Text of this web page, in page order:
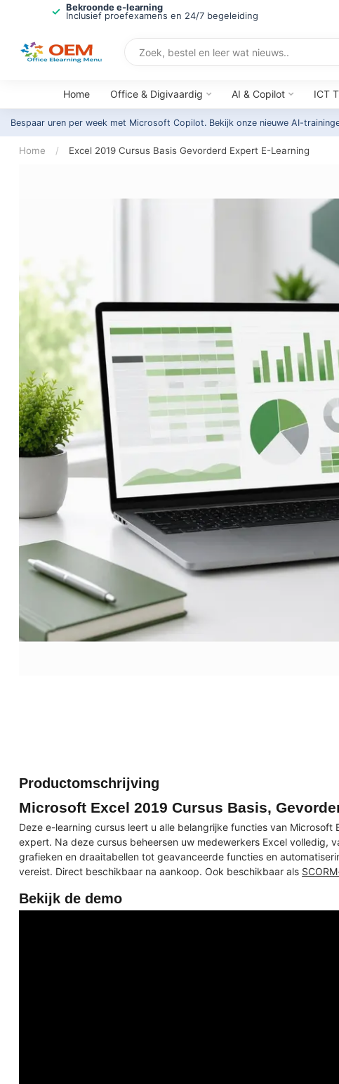
Bekroonde e-learning
Inclusief proefexamens en 24/7 begeleiding
Home Office & Digivaardig AI & Copilot ICT
Bespaar uren per week met Microsoft Copilot. Bekijk onze nieuwe AI-
Home / Excel 2019 Cursus Basis Gevorderd Expert E-Learning
Productomschrijving
Microsoft Excel 2019 Cursus Basis,
Deze e-learning cursus leert u alle belangrijke functies van Microsoft
expert. Na deze cursus beheersen uw medewerkers Excel volledig,
grafieken en draaitabellen tot geavanceerde functies en
vereist. Direct beschikbaar na aankoop. Ook beschikbaar als
Bekijk de demo